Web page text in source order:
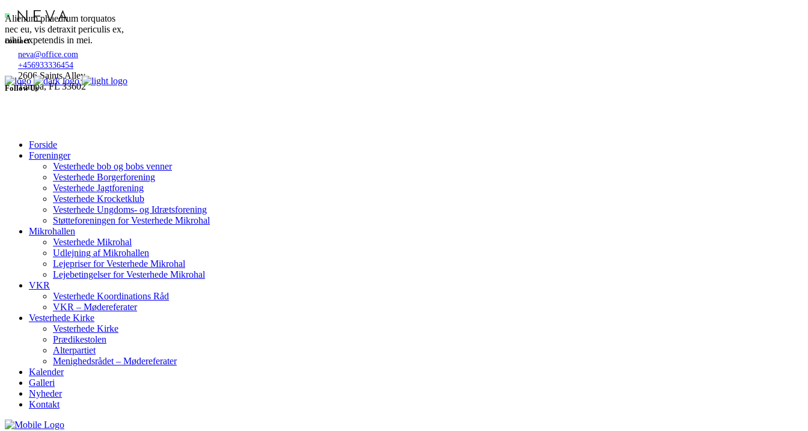
Alienum phaedrum torquatos
nec eu, vis detraxit periculis ex,
nihil expetendis in mei.
contact
neva@office.com
+456933336454
2606 Saints Alley
Tampa, FL 33602
Follow Us
Forside
Foreninger
Vesterhede bob og bobs venner
Vesterhede Borgerforening
Vesterhede Jagtforening
Vesterhede Krocketklub
Vesterhede Ungdoms- og Idrætsforening
Støtteforeningen for Vesterhede Mikrohal
Mikrohallen
Vesterhede Mikrohal
Udlejning af Mikrohallen
Lejepriser for Vesterhede Mikrohal
Lejebetingelser for Vesterhede Mikrohal
VKR
Vesterhede Koordinations Råd
VKR – Mødereferater
Vesterhede Kirke
Vesterhede Kirke
Prædikestolen
Alterpartiet
Menighedsrådet – Mødereferater
Kalender
Galleri
Nyheder
Kontakt